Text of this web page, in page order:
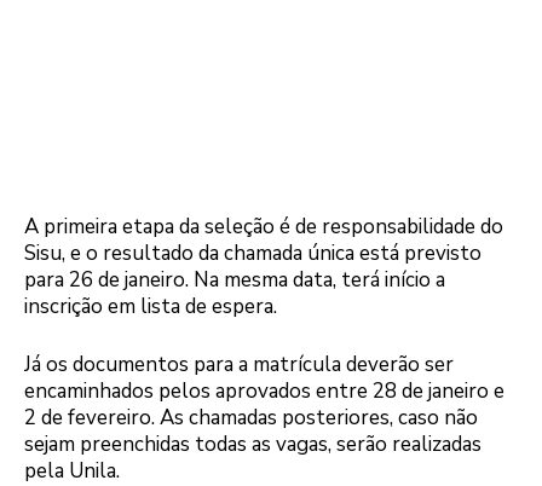
A primeira etapa da seleção é de responsabilidade do
Sisu, e o resultado da chamada única está previsto
para 26 de janeiro. Na mesma data, terá início a
inscrição em lista de espera.
Já os documentos para a matrícula deverão ser
encaminhados pelos aprovados entre 28 de janeiro e
2 de fevereiro. As chamadas posteriores, caso não
sejam preenchidas todas as vagas, serão realizadas
pela Unila.